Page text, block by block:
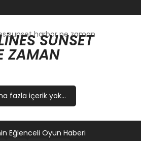
sunset harbor ne zaman
SUNSET
ZAMAN
fazla içerik yok...
Eğlenceli Oyun Haberi